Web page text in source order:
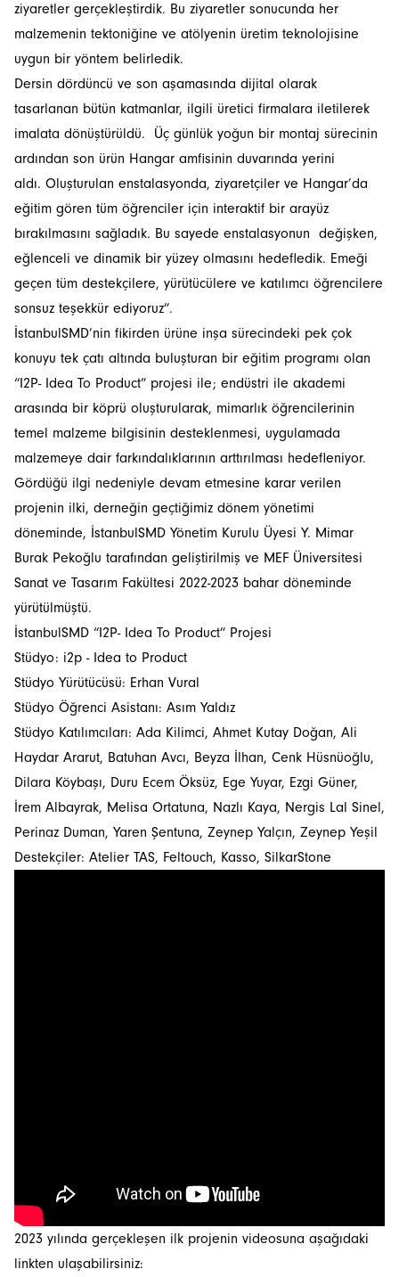
İstanbulSMD
ziyaretler gerçekleştirdik. Bu ziyaretler sonucunda her
malzemenin tektoniğine ve atölyenin üretim teknolojisine
uygun bir yöntem belirledik.
Dersin dördüncü ve son aşamasında dijital olarak
tasarlanan bütün katmanlar, ilgili üretici firmalara iletilerek
imalata dönüştürüldü. Üç günlük yoğun bir montaj sürecinin
ardından son ürün Hangar amfisinin duvarında yerini
aldı. Oluşturulan enstalasyonda, ziyaretçiler ve Hangar’da
eğitim gören tüm öğrenciler için interaktif bir arayüz
bırakılmasını sağladık. Bu sayede enstalasyonun değişken,
eğlenceli ve dinamik bir yüzey olmasını hedefledik. Emeği
geçen tüm destekçilere, yürütücülere ve katılımcı öğrencilere
sonsuz teşekkür ediyoruz”.
İstanbulSMD’nin fikirden ürüne inşa sürecindeki pek çok
konuyu tek çatı altında buluşturan bir eğitim programı olan
“I2P- Idea To Product” projesi ile; endüstri ile akademi
arasında bir köprü oluşturularak, mimarlık öğrencilerinin
temel malzeme bilgisinin desteklenmesi, uygulamada
malzemeye dair farkındalıklarının arttırılması hedefleniyor.
Gördüğü ilgi nedeniyle devam etmesine karar verilen
projenin ilki, derneğin geçtiğimiz dönem yönetimi
döneminde, İstanbulSMD Yönetim Kurulu Üyesi Y. Mimar
Burak Pekoğlu tarafından geliştirilmiş ve MEF Üniversitesi
Sanat ve Tasarım Fakültesi 2022-2023 bahar döneminde
yürütülmüştü.
İstanbulSMD “I2P- Idea To Product” Projesi
Stüdyo: i2p - Idea to Product
Stüdyo Yürütücüsü: Erhan Vural
Stüdyo Öğrenci Asistanı: Asım Yaldız
Stüdyo Katılımcıları: Ada Kilimci, Ahmet Kutay Doğan, Ali
Haydar Ararut, Batuhan Avcı, Beyza İlhan, Cenk Hüsnüoğlu,
Dilara Köybaşı, Duru Ecem Öksüz, Ege Yuyar, Ezgi Güner,
İrem Albayrak, Melisa Ortatuna, Nazlı Kaya, Nergis Lal Sinel,
Perinaz Duman, Yaren Şentuna, Zeynep Yalçın, Zeynep Yeşil
Destekçiler: Atelier TAS, Feltouch, Kasso, SilkarStone
2023 yılında gerçekleşen ilk projenin videosuna aşağıdaki
linkten ulaşabilirsiniz: